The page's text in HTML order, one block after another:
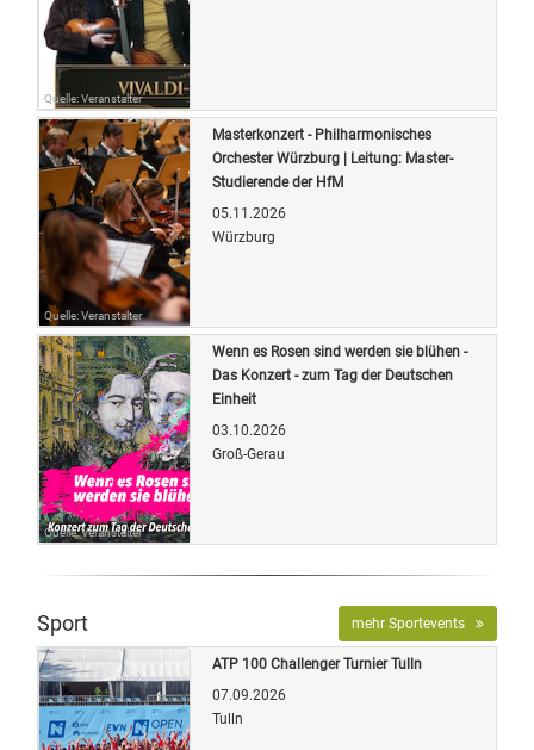
Quelle: Veranstalter
Quelle: Veranstalter
Masterkonzert - Philharmonisches
Orchester Würzburg | Leitung: Master-
Studierende der HfM
05.11.2026
Würzburg
Quelle: Veranstalter
Wenn es Rosen sind werden sie blühen -
Das Konzert - zum Tag der Deutschen
Einheit
03.10.2026
Groß-Gerau
Sport mehr Sportevents
ATP 100 Challenger Turnier Tulln
07.09.2026
Tulln